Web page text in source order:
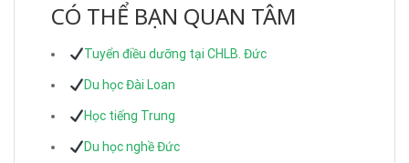
CÓ THỂ BẠN QUAN TÂM
Tuyển điều dưỡng tại CHLB. Đức
Du học Đài Loan
Học tiếng Trung
Du học nghề Đức